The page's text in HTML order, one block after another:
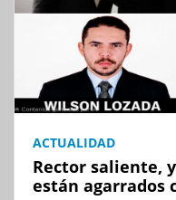
ACTUALIDAD
Rector saliente,
están agarrados